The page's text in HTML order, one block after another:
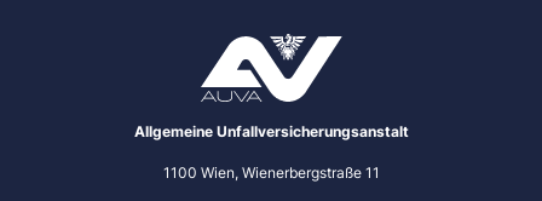
Allgemeine Unfallversicherungsanstalt
1100 Wien, Wienerbergstraße 11